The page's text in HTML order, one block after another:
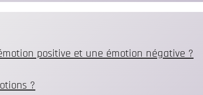
positive et une émotion négative ?
?